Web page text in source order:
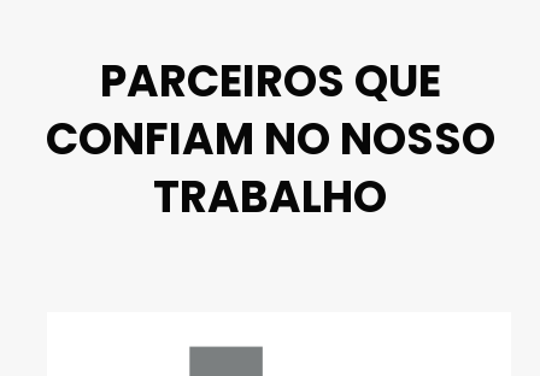
PARCEIROS QUE
CONFIAM NO NOSSO
TRABALHO